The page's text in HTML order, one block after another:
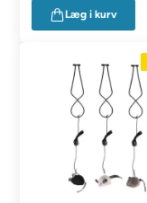
Læg i kurv